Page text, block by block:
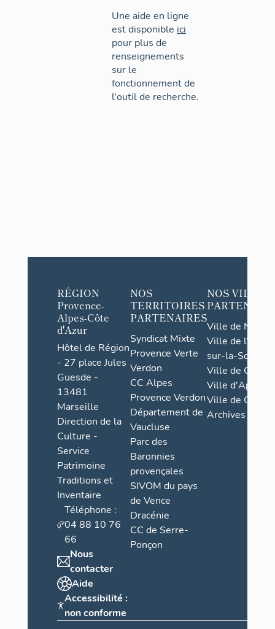
Une aide en ligne
est disponible ici
pour plus de
renseignements
sur le
fonctionnement de
l'outil de recherche.
RÉGION
Provence-
Alpes-Côte
d'Azur
Hôtel de Région
- 27 place Jules
Guesde -
13481
Marseille
Direction de la
Culture -
Service
Patrimoine
Traditions et
Inventaire
Téléphone :
04 88 10 76
66
Nous
contacter
Aide
Accessibilité :
non conforme
NOS
TERRITOIRES
PARTENAIRES
Syndicat Mixte
Provence Verte
Verdon
CC Alpes
Provence Verdon
Département de
Vaucluse
Parc des
Baronnies
provençales
SIVOM du pays
de Vence
Dracénie
CC de Serre-
Ponçon
NOS VILLES
Ville de Nice
Ville de l'Isle-
sur-la-Sorgue
Ville de Grasse
Ville d'Apt
Ville de
Archives